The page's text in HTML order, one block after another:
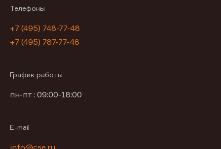
Телефоны
+7 (495) 748-77-48
+7 (495) 787-77-48
График работы
пн-пт : 09:00-18:00
E-mail